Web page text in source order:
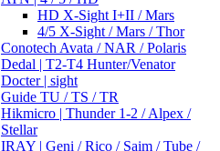
HD X-Sight I+II / Mars
4/5 X-Sight / Mars / Thor
Conotech Avata / NAR / Polaris
Dedal | T2-T4 Hunter/Venator
Docter | sight
Guide TU / TS / TR
Hikmicro | Thunder 1-2 / Alpex /
Stellar
IRAY | Geni / Rico / Saim / Tube /